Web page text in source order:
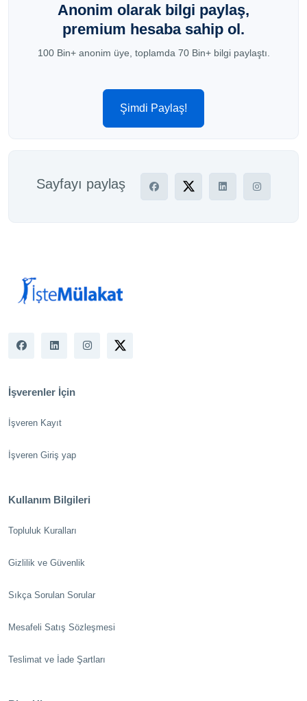
Anonim olarak bilgi paylaş,
premium hesaba sahip ol.
100 Bin+ anonim üye, toplamda 70 Bin+ bilgi paylaştı.
Şimdi Paylaş!
Sayfayı paylaş
İşverenler İçin
İşveren Kayıt
İşveren Giriş yap
Kullanım Bilgileri
Topluluk Kuralları
Gizlilik ve Güvenlik
Sıkça Sorulan Sorular
Mesafeli Satış Sözleşmesi
Teslimat ve İade Şartları